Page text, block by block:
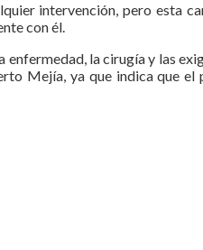
intervención, pero esta
con él.
la cirugía y las
Mejía, ya que indica que